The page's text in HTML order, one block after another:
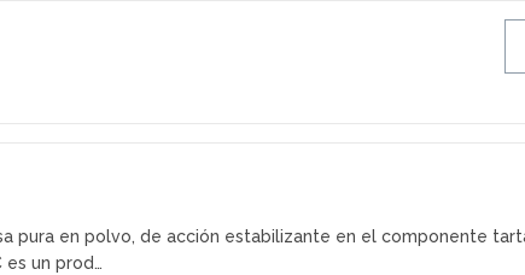
pura en polvo, de acción estabilizante en el componente
es un prod…